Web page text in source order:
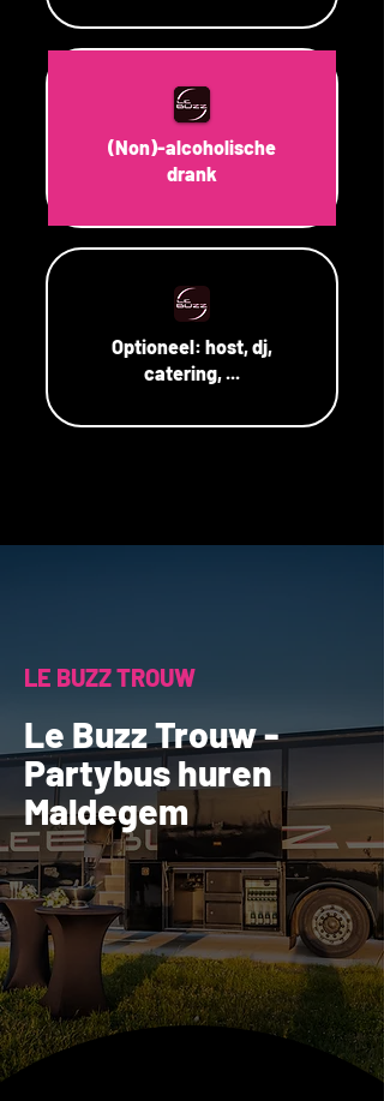
(Non)-alcoholische
drank
Optioneel: host, dj,
catering, ...
LE BUZZ TROUW
Le Buzz Trouw -
Partybus huren
Maldegem